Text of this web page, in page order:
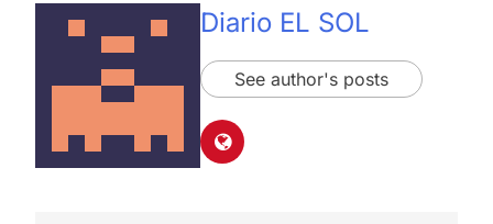
Diario EL SOL
See author's posts